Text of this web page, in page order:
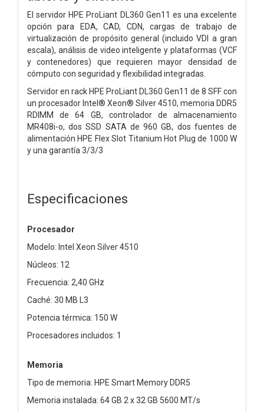
El servidor HPE ProLiant DL360 Gen11 es una excelente
opción para EDA, CAD, CDN, cargas de trabajo de
virtualización de propósito general (incluido VDI a gran
escala), análisis de video inteligente y plataformas (VCF
y contenedores) que requieren mayor densidad de
cómputo con seguridad y flexibilidad integradas.
Servidor en rack HPE ProLiant DL360 Gen11 de 8 SFF con
un procesador Intel® Xeon® Silver 4510, memoria DDR5
RDIMM de 64 GB, controlador de almacenamiento
MR408i-o, dos SSD SATA de 960 GB, dos fuentes de
alimentación HPE Flex Slot Titanium Hot Plug de 1000 W
y una garantía 3/3/3
Especificaciones
Procesador
Modelo: Intel Xeon Silver 4510
Núcleos: 12
Frecuencia: 2,40 GHz
Caché: 30 MB L3
Potencia térmica: 150 W
Procesadores incluidos: 1
Memoria
Tipo de memoria: HPE Smart Memory DDR5
Memoria instalada: 64 GB 2 x 32 GB 5600 MT/s